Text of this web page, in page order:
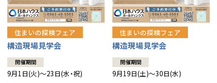
住まいの探検フェア
構造現場見学会
開催期間
9月1日(火)～23日(水・祝)
住まいの探検フェア
構造現場見学会
開催期間
9月19日(土)～30日(水)